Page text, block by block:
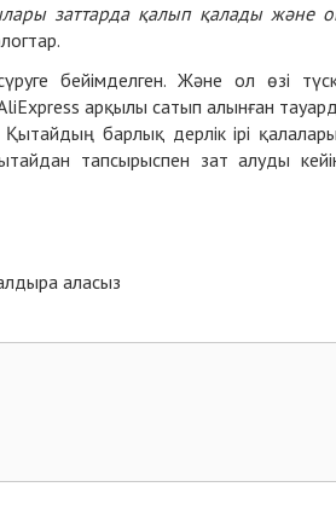
заттарда қалып қалады және
бейімделген. Және ол өзі
арқылы сатып алынған
барлық дерлік ірі
тапсырыспен зат алуды
аласыз